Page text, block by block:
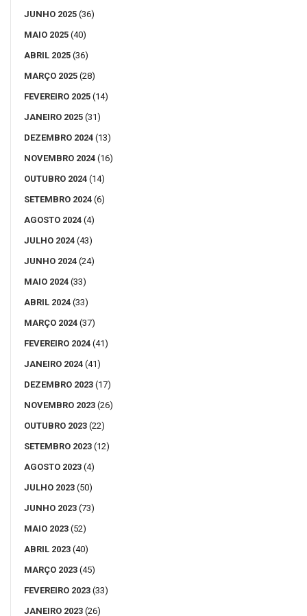
JUNHO 2025 (36)
MAIO 2025 (40)
ABRIL 2025 (36)
MARÇO 2025 (28)
FEVEREIRO 2025 (14)
JANEIRO 2025 (31)
DEZEMBRO 2024 (13)
NOVEMBRO 2024 (16)
OUTUBRO 2024 (14)
SETEMBRO 2024 (6)
AGOSTO 2024 (4)
JULHO 2024 (43)
JUNHO 2024 (24)
MAIO 2024 (33)
ABRIL 2024 (33)
MARÇO 2024 (37)
FEVEREIRO 2024 (41)
JANEIRO 2024 (41)
DEZEMBRO 2023 (17)
NOVEMBRO 2023 (26)
OUTUBRO 2023 (22)
SETEMBRO 2023 (12)
AGOSTO 2023 (4)
JULHO 2023 (50)
JUNHO 2023 (73)
MAIO 2023 (52)
ABRIL 2023 (40)
MARÇO 2023 (45)
FEVEREIRO 2023 (33)
JANEIRO 2023 (26)